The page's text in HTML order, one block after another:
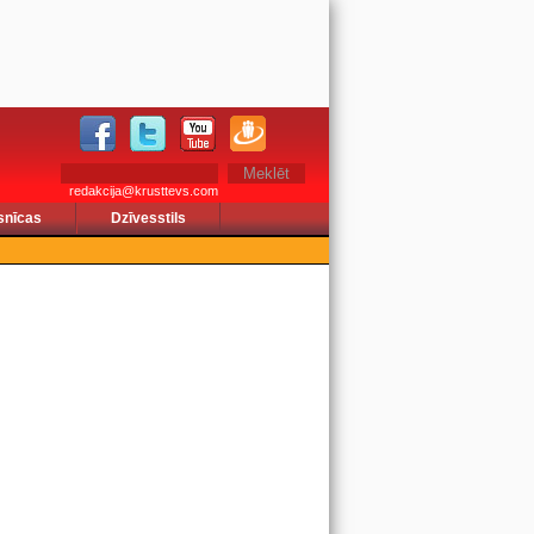
redakcija@krusttevs.com
Dzīvesstils